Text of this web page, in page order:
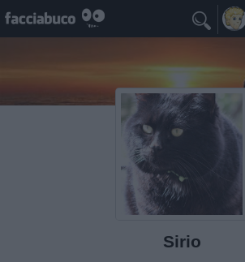
Sirio